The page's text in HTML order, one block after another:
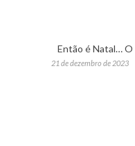
Então é Natal… O
21 de dezembro de 2023